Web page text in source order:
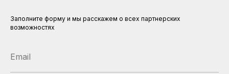
Заполните форму и мы расскажем о всех партнерских
возможностях